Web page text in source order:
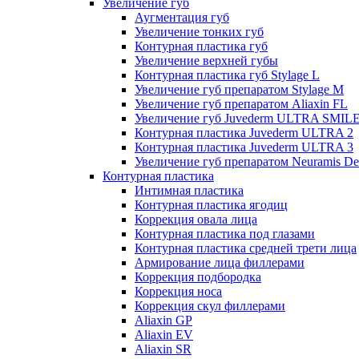
Увеличение губ
Аугментация губ
Увеличение тонких губ
Контурная пластика губ
Увеличение верхней губы
Контурная пластика губ Stylage L
Увеличение губ препаратом Stylage M
Увеличение губ препаратом Aliaxin FL
Увеличение губ Juvederm ULTRA
Контурная пластика Juvederm ULTRA 2
Контурная пластика Juvederm ULTRA 3
Увеличение губ препаратом Neuramis
Контурная пластика
Интимная пластика
Контурная пластика ягодиц
Коррекция овала лица
Контурная пластика под глазами
Контурная пластика средней трети лица
Армирование лица филлерами
Коррекция подбородка
Коррекция носа
Коррекция скул филлерами
Aliaxin GP
Aliaxin EV
Aliaxin SR